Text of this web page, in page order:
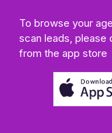
To browse your
scan leads, please
from the app store